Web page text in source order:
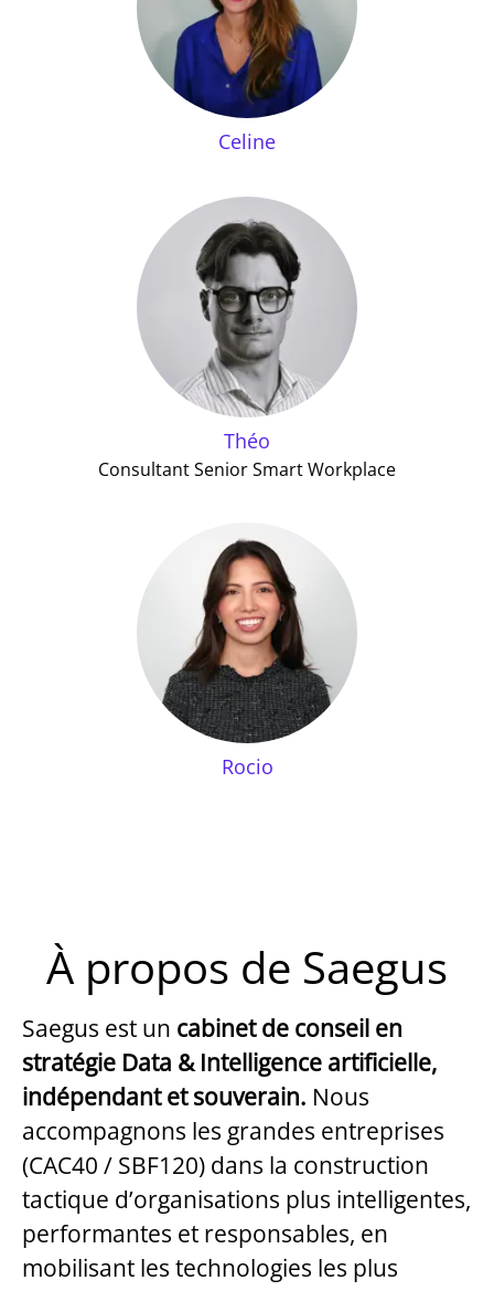
Celine
Théo
Consultant Senior Smart Workplace
Rocio
À propos de Saegus
Saegus est un cabinet de conseil en
stratégie Data & Intelligence artificielle,
indépendant et souverain. Nous
accompagnons les grandes entreprises
(CAC40 / SBF120) dans la construction
tactique d’organisations plus intelligentes,
performantes et responsables, en
mobilisant les technologies les plus